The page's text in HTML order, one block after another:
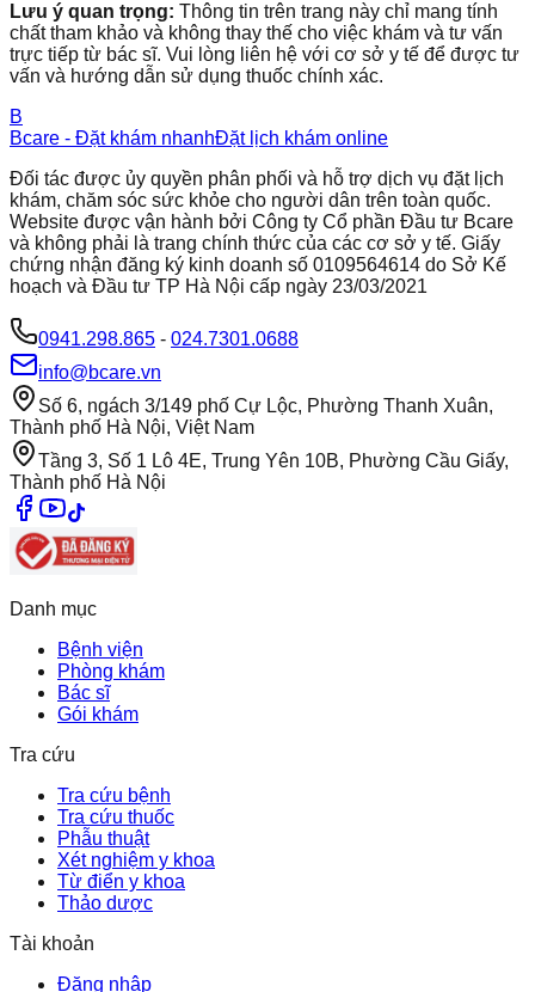
Lưu ý quan trọng: Thông tin trên trang này chỉ mang tính
chất tham khảo và không thay thế cho việc khám và tư vấn
trực tiếp từ bác sĩ. Vui lòng liên hệ với cơ sở y tế để được tư
vấn và hướng dẫn sử dụng thuốc chính xác.
B
Bcare - Đặt khám nhanhĐặt lịch khám online
Đối tác được ủy quyền phân phối và hỗ trợ dịch vụ đặt lịch
khám, chăm sóc sức khỏe cho người dân trên toàn quốc.
Website được vận hành bởi Công ty Cổ phần Đầu tư Bcare
và không phải là trang chính thức của các cơ sở y tế. Giấy
chứng nhận đăng ký kinh doanh số 0109564614 do Sở Kế
hoạch và Đầu tư TP Hà Nội cấp ngày 23/03/2021
0941.298.865 - 024.7301.0688
info@bcare.vn
Số 6, ngách 3/149 phố Cự Lộc, Phường Thanh Xuân,
Thành phố Hà Nội, Việt Nam
Tầng 3, Số 1 Lô 4E, Trung Yên 10B, Phường Cầu Giấy,
Thành phố Hà Nội
Danh mục
Bệnh viện
Phòng khám
Bác sĩ
Gói khám
Tra cứu
Tra cứu bệnh
Tra cứu thuốc
Phẫu thuật
Xét nghiệm y khoa
Từ điển y khoa
Thảo dược
Tài khoản
Đăng nhập